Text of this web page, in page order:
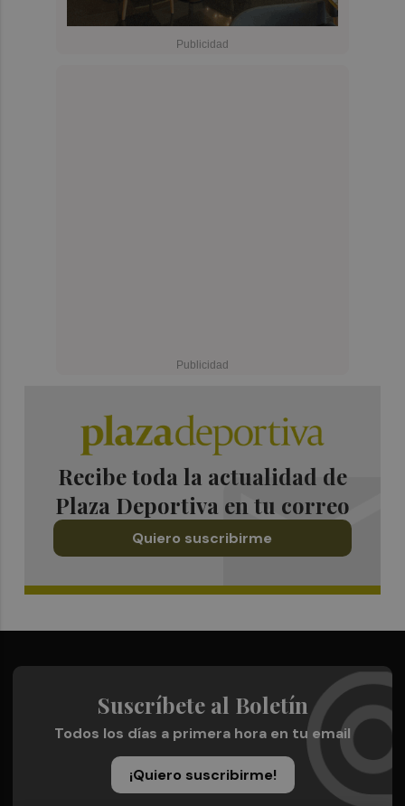
Recibe toda la actualidad de
Plaza Deportiva en tu correo
Quiero suscribirme
Suscríbete al Boletín
Todos los días a primera hora en tu email
¡Quiero suscribirme!